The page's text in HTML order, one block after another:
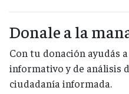
Donale a la
Con tu donación ayudás
informativo y de análisis
ciudadanía informada.